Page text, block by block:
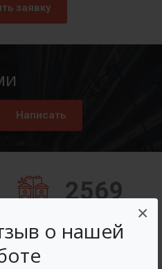
о нашей
×
заявку
Написать
2569